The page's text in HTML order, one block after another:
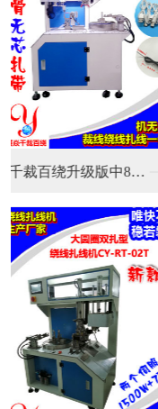
双伺服新款全自动绕线...